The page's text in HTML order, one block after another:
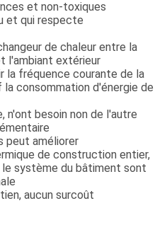
et non-toxiques
et qui respecte
de chaleur entre la
l'ambiant extérieur
la fréquence courante de la
consommation d'énergie de
n'ont besoin non de l'autre
peut améliorer
de construction entier,
le système du bâtiment sont
aucun surcoût